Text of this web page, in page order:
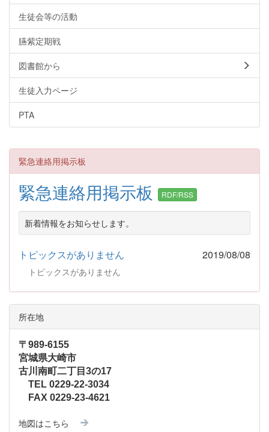
生徒会等の活動
臙紫定期戦
図書館から
生徒入力ページ
PTA
緊急連絡用掲示板
緊急連絡用掲示板 RDF/RSS
新着情報をお知らせします。
トピックスがありません 2019/08/08
トピックスがありません
所在地
〒989-6155
宮城県大崎市
古川南町二丁目3の17
TEL 0229-22-3034
FAX 0229-23-4621
地図はこちら